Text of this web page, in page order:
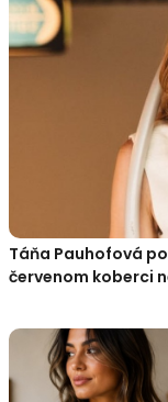
Táňa Pauhofová
červenom koberci